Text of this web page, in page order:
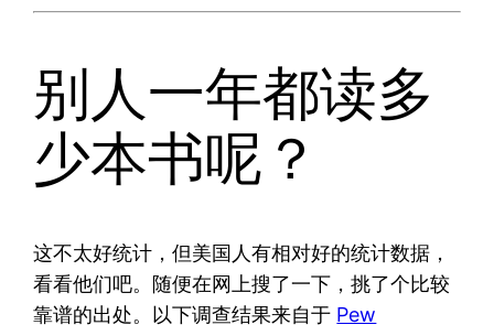
别人一年都读多
少本书呢？
这不太好统计，但美国人有相对好的统计数据，
看看他们吧。随便在网上搜了一下，挑了个比较
靠谱的出处。以下调查结果来自于 Pew